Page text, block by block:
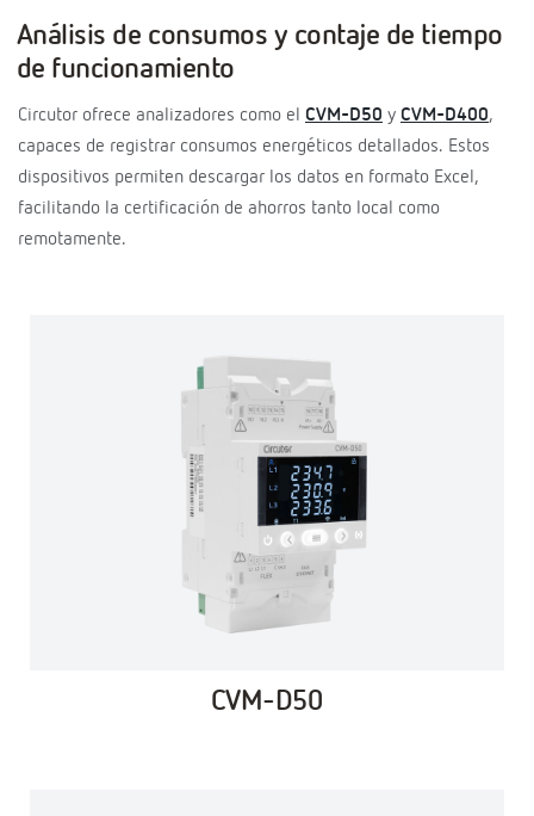
Análisis de consumos y contaje de tiempo
de funcionamiento
Circutor ofrece analizadores como el CVM-D50 y CVM-D400,
capaces de registrar consumos energéticos detallados. Estos
dispositivos permiten descargar los datos en formato Excel,
facilitando la certificación de ahorros tanto local como
remotamente.
CVM-D50